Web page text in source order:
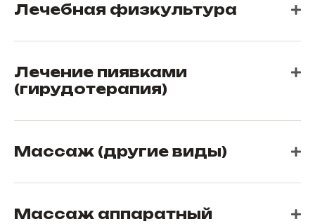
Лечебная физкультура
Лечение пиявками
(гирудотерапия)
Массаж (другие виды)
Массаж аппаратный